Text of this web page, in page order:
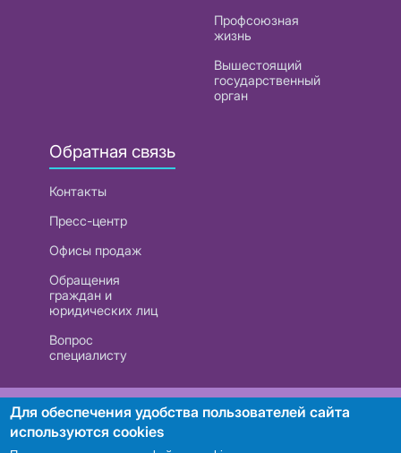
Профсоюзная
жизнь
Вышестоящий
государственный
орган
Обратная связь
Контакты
Пресс-центр
Офисы продаж
Обращения
граждан и
юридических лиц
Вопрос
специалисту
РУП «Белтелеком». УНП 101007741
Для обеспечения удобства пользователей сайта
используются cookies